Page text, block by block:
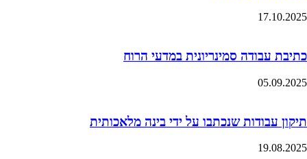
17.10.2025
כתיבת עבודה סמינריונית במדעי הרוח
05.09.2025
תיקון עבודות שנכתבו על ידי בינה מלאכותית
19.08.2025